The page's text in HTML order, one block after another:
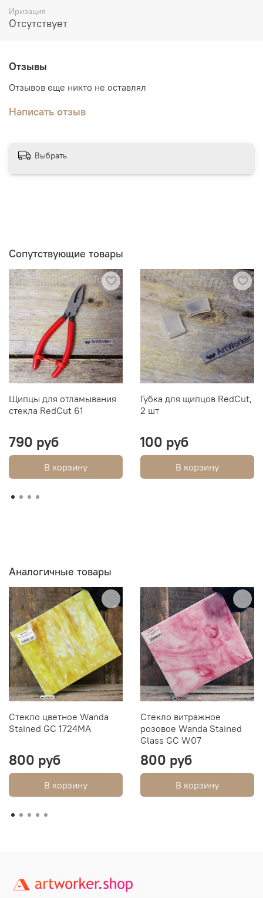
Иризация
Отсутствует
Отзывы
Отзывов еще никто не оставлял
Написать отзыв
Выбрать
Сопутствующие товары
Щипцы для отламывания
стекла RedCut 61
790 руб
В корзину
Губка для щипцов RedCut,
2 шт
100 руб
В корзину
Аналогичные товары
Стекло цветное Wanda
Stained GC 1724MA
800 руб
В корзину
Стекло витражное
розовое Wanda Stained
Glass GC W07
800 руб
В корзину